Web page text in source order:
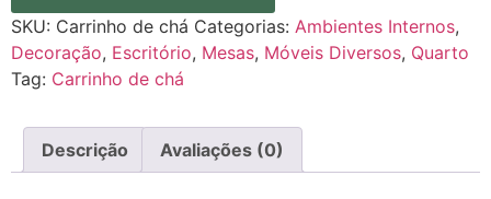
SKU: Carrinho de chá Categorias: Ambientes Internos,
Decoração, Escritório, Mesas, Móveis Diversos, Quarto
Tag: Carrinho de chá
Descrição Avaliações (0)